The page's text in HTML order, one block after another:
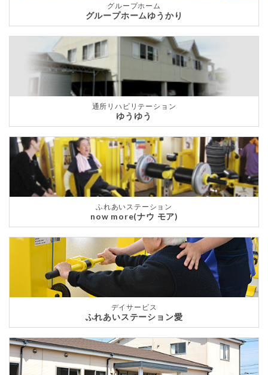
グループホーム
グループホームゆうかり
通所リハビリテーション
ゆうゆう
ふれあいステーション
now more(ナウ モア)
デイサービス
ふれあいステーション愛